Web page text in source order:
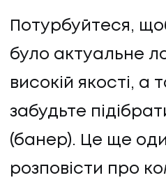
Потурбуйтеся,
було актуальне
високій якості, а
забудьте
(банер). Це ще
розповісти про